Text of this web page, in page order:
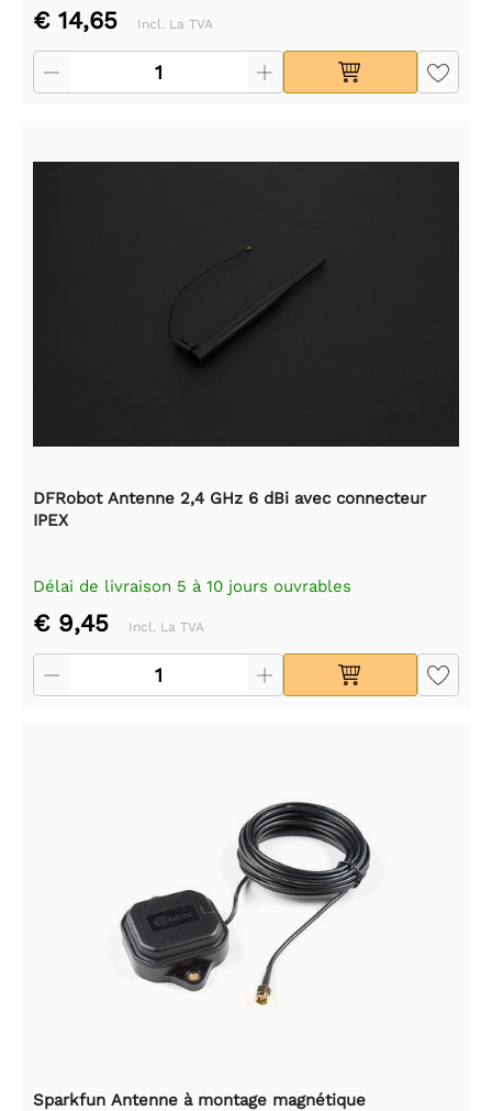
€ 14,65 Incl. La TVA
DFRobot Antenne 2,4 GHz 6 dBi avec connecteur
IPEX
Délai de livraison 5 à 10 jours ouvrables
€ 9,45 Incl. La TVA
Sparkfun Antenne à montage magnétique